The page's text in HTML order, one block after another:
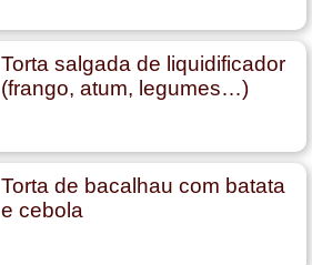
Torta salgada de liquidificador
(frango, atum, legumes…)
Torta de bacalhau com batata
e cebola